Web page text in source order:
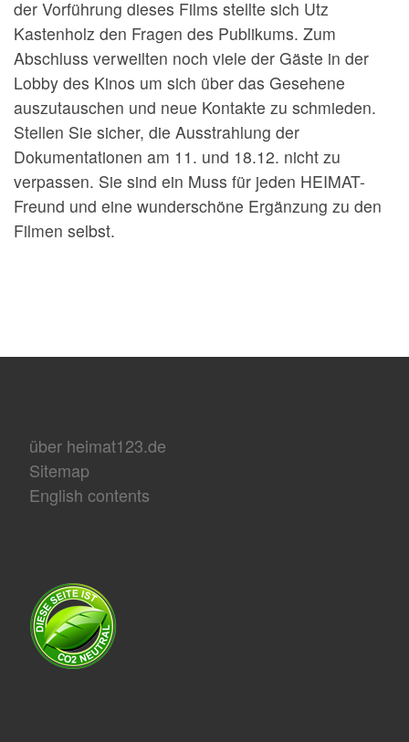
der Vorführung dieses Films stellte sich Utz
Kastenholz den Fragen des Publikums. Zum
Abschluss verweilten noch viele der Gäste in der
Lobby des Kinos um sich über das Gesehene
auszutauschen und neue Kontakte zu schmieden.
Stellen Sie sicher, die Ausstrahlung der
Dokumentationen am 11. und 18.12. nicht zu
verpassen. Sie sind ein Muss für jeden HEIMAT-
Freund und eine wunderschöne Ergänzung zu den
Filmen selbst.
über heimat123.de
Sitemap
English contents